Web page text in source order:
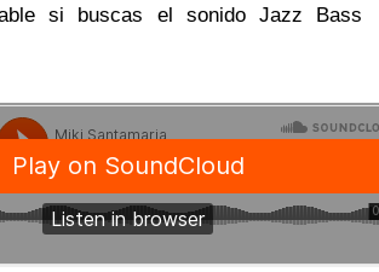
si buscas el sonido Jazz Bass